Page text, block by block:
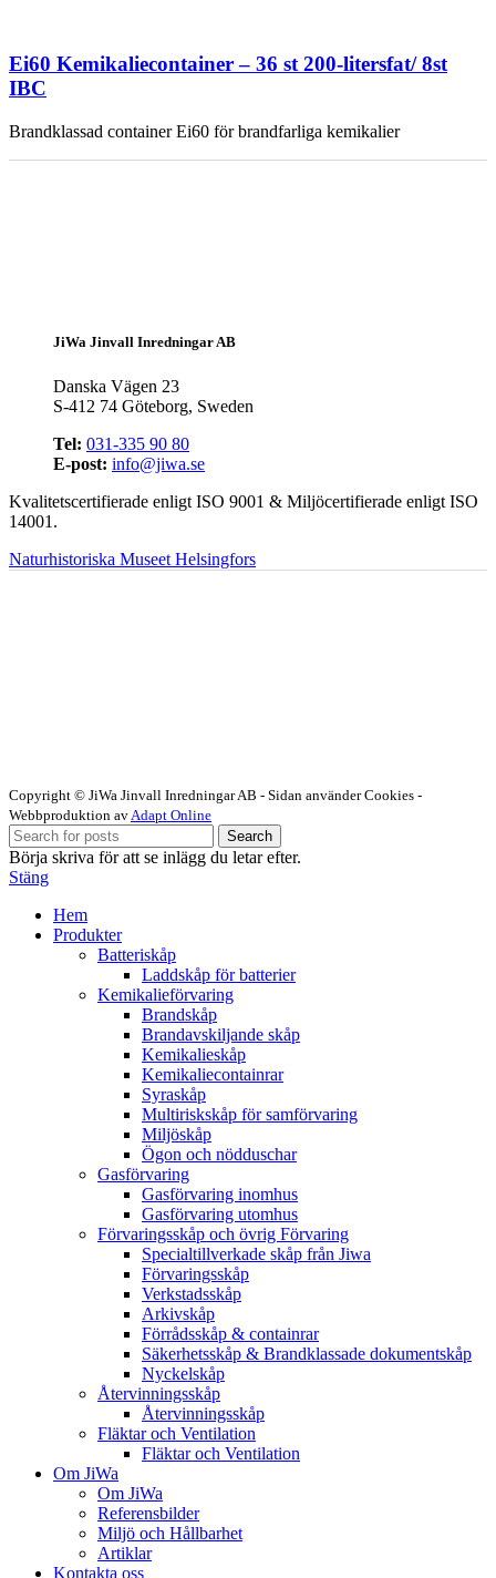
Ei60 Kemikaliecontainer – 36 st 200-litersfat/ 8st
IBC
Brandklassad container Ei60 för brandfarliga kemikalier
JiWa Jinvall Inredningar AB
Danska Vägen 23
S-412 74 Göteborg, Sweden
Tel: 031-335 90 80
E-post: info@jiwa.se
Kvalitetscertifierade enligt ISO 9001 & Miljöcertifierade enligt ISO
14001.
Naturhistoriska Museet Helsingfors
Copyright © JiWa Jinvall Inredningar AB - Sidan använder Cookies -
Webbproduktion av Adapt Online
Search
Börja skriva för att se inlägg du letar efter.
Stäng
Hem
Produkter
Batteriskåp
Laddskåp för batterier
Kemikalieförvaring
Brandskåp
Brandavskiljande skåp
Kemikalieskåp
Kemikaliecontainrar
Syraskåp
Multiriskskåp för samförvaring
Miljöskåp
Ögon och nödduschar
Gasförvaring
Gasförvaring inomhus
Gasförvaring utomhus
Förvaringsskåp och övrig Förvaring
Specialtillverkade skåp från Jiwa
Förvaringsskåp
Verkstadsskåp
Arkivskåp
Förrådsskåp & containrar
Säkerhetsskåp & Brandklassade dokumentskåp
Nyckelskåp
Återvinningsskåp
Återvinningsskåp
Fläktar och Ventilation
Fläktar och Ventilation
Om JiWa
Om JiWa
Referensbilder
Miljö och Hållbarhet
Artiklar
Kontakta oss